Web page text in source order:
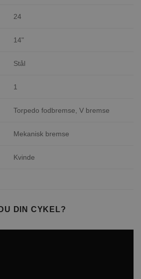
24
14"
Stål
1
Torpedo fodbremse, V bremse
Mekanisk bremse
Kvinde
DIN CYKEL?